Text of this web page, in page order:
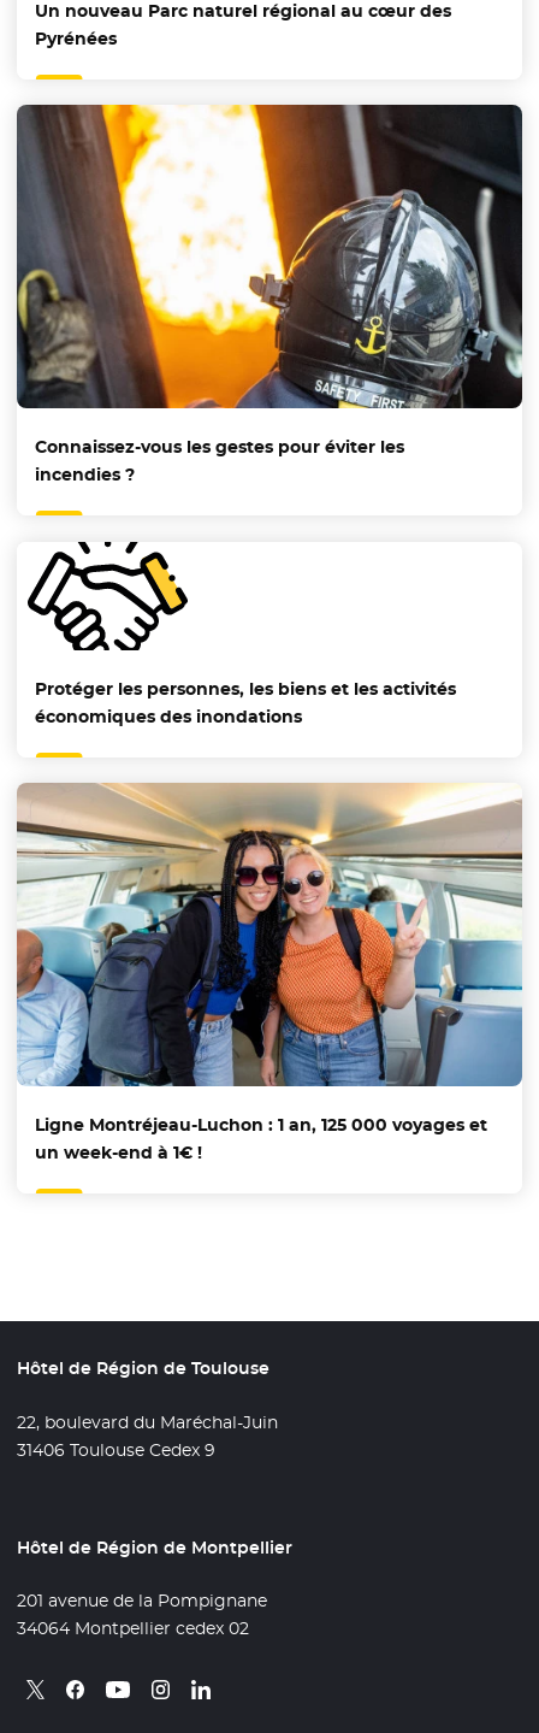
Un nouveau Parc naturel régional au cœur des
Pyrénées
Connaissez-vous les gestes pour éviter les
incendies ?
Protéger les personnes, les biens et les activités
économiques des inondations
Ligne Montréjeau-Luchon : 1 an, 125 000 voyages et
un week-end à 1€ !
Hôtel de Région de Toulouse
22, boulevard du Maréchal-Juin
31406 Toulouse Cedex 9
Hôtel de Région de Montpellier
201 avenue de la Pompignane
34064 Montpellier cedex 02
Retrouvez nous sur X
- Nouvelle fenêtre
Retrouvez nous sur Facebook
- Nouvelle fenêtre
Retrouvez nous sur Youtube
- Nouvelle fenêtre
Retrouvez nous sur Instagram
- Nouvelle fenêtre
Retrouvez nous sur Linkedin
- Nouvelle fenêtre